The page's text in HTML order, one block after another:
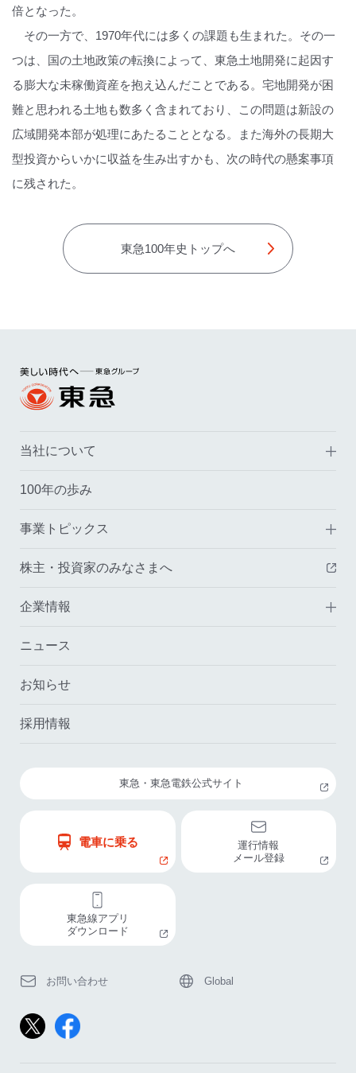
倍となった。
その一方で、1970年代には多くの課題も生まれた。その一
つは、国の土地政策の転換によって、東急土地開発に起因す
る膨大な未稼働資産を抱え込んだことである。宅地開発が困
難と思われる土地も数多く含まれており、この問題は新設の
広域開発本部が処理にあたることとなる。また海外の長期大
型投資からいかに収益を生み出すかも、次の時代の懸案事項
に残された。
東急100年史トップへ
当社について
100年の歩み
事業トピックス
株主・投資家のみなさまへ
企業情報
ニュース
お知らせ
採用情報
東急・東急電鉄公式サイト
電車に乗る
運行情報
メール登録
東急線アプリ
ダウンロード
お問い合わせ Global